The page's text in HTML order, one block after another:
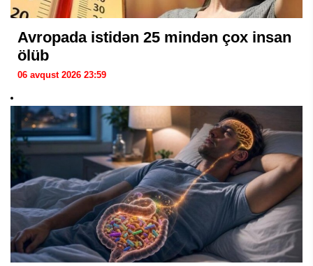
Avropada istidən 25 mindən çox insan
ölüb
06 avqust 2026 23:59